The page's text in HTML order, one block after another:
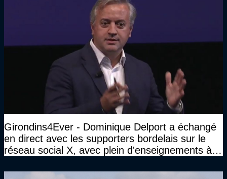
Girondins4Ever - Dominique Delport a échangé
en direct avec les supporters bordelais sur le
réseau social X, avec plein d'enseignements à la